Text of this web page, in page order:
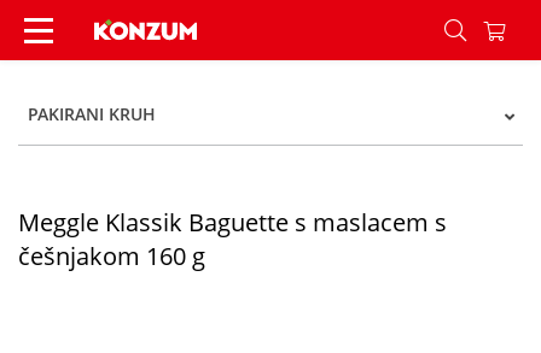
Meggle Klassik Baguette s maslacem s
PAKIRANI KRUH
Meggle Klassik Baguette s maslacem s
češnjakom 160 g